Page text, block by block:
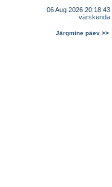
06 Aug 2026 20:18:43
värskenda
Järgmine päev >>